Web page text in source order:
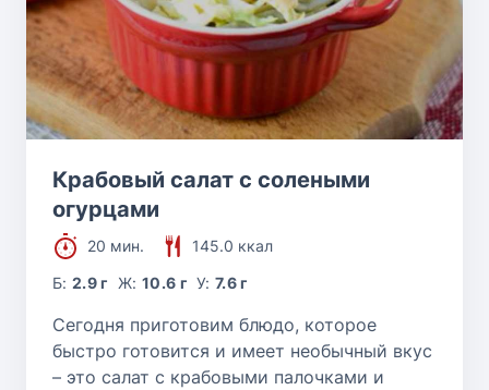
Крабовый салат с солеными
огурцами
20 мин.
145.0 ккал
Б:2.9 г Ж: 10.6 г У:7.6 г
Сегодня приготовим блюдо, которое
быстро готовится и имеет необычный вкус
– это салат с крабовыми палочками и